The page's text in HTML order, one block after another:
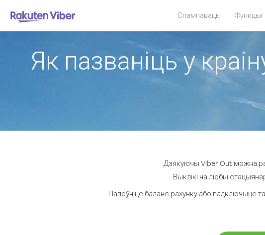
Спампаваць Функцыі
Як пазваніць у
Дзякуючы Viber Out можна
Выклікі на любы
Папоўніце баланс рахунку або падключыце